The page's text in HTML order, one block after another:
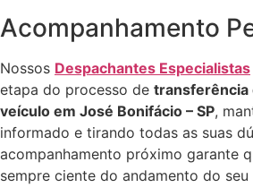
Acompanhamento
Nossos Despachantes Especialistas
etapa do processo de transferência
veículo em José Bonifácio – SP,
informado e tirando todas as suas
acompanhamento próximo garante
sempre ciente do andamento do seu